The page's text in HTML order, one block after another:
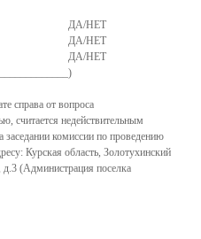
актов
ДА/НЕТ
ДА/НЕТ
ДА/НЕТ
справа от вопроса
считается недействительным
заседании комиссии по проведению
Курская область, Золотухинский
(Администрация поселка